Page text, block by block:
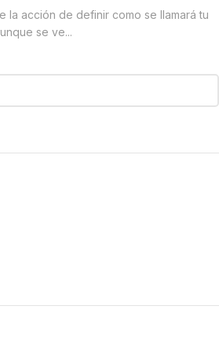
la acción de definir como se llamará tu
se ve...